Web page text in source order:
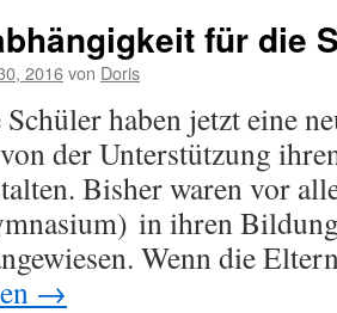
für die
2016von Doris
haben jetzt eine
der Unterstützung
Bisher waren vor
in ihren
Wenn die
→